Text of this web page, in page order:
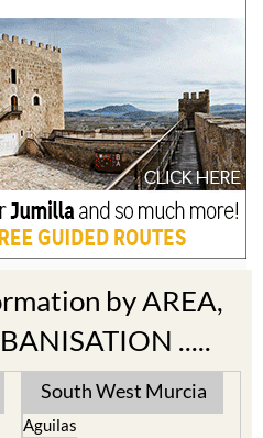
by AREA,
.....
South West Murcia
Aguilas